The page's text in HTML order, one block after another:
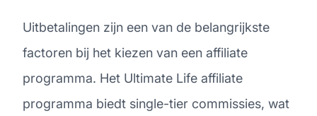
Uitbetalingen zijn een van de belangrijkste
factoren bij het kiezen van een affiliate
programma. Het Ultimate Life affiliate
programma biedt single-tier commissies, wat